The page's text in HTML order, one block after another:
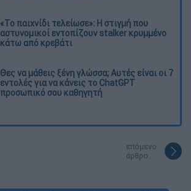
«Το παιχνίδι τελείωσε»: Η στιγμή που
αστυνομικοί εντοπίζουν stalker κρυμμένο
κάτω από κρεβάτι
Θες να μάθεις ξένη γλώσσα; Αυτές είναι οι 7
εντολές για να κάνεις το ChatGPT
προσωπικό σου καθηγητή
επόμενο
άρθρο